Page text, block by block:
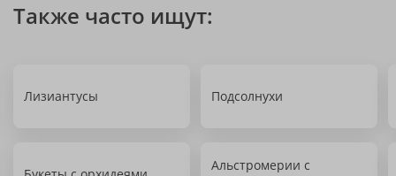
Также часто ищут:
Лизиантусы Подсолнухи
Альстромерии с